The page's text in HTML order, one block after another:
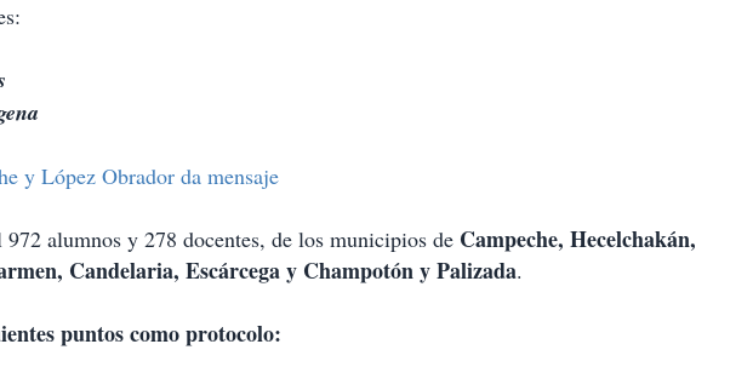
y López Obrador da mensaje
alumnos y 278 docentes, de los municipios de Campeche, Hecelchakán,
Candelaria, Escárcega y Champotón y Palizada.
puntos como protocolo: